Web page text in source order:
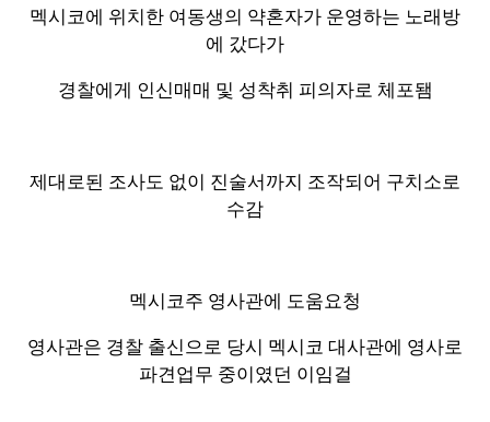
멕시코에 위치한 여동생의 약혼자가 운영하는 노래방
에 갔다가
경찰에게 인신매매 및 성착취 피의자로 체포됌
제대로된 조사도 없이 진술서까지 조작되어 구치소로
수감
멕시코주 영사관에 도움요청
영사관은 경찰 출신으로 당시 멕시코 대사관에 영사로
파견업무 중이였던 이임걸